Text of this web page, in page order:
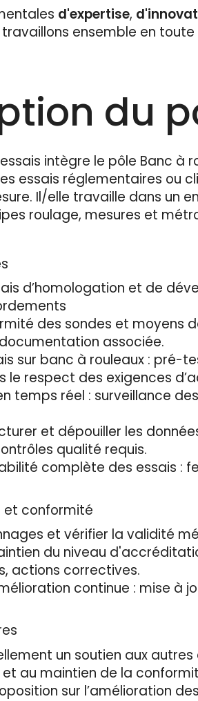
d'expertise,
ensemble en
du
intègre le pôle Banc à
essais réglementaires ou
Il/elle travaille dans un
roulage, mesures et
d’homologation et de
des sondes et moyens
associée.
sur banc à rouleaux : pré-
le respect des exigences
temps réel : surveillance
et dépouiller les
qualité requis.
complète des essais :
et conformité
et vérifier la validité
du niveau
actions correctives.
continue : mise à
un soutien aux
au maintien de la
sur l’amélioration